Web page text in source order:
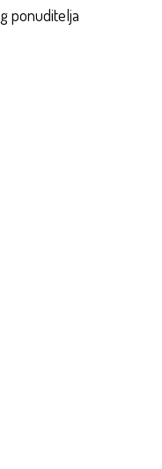
ponuditelja